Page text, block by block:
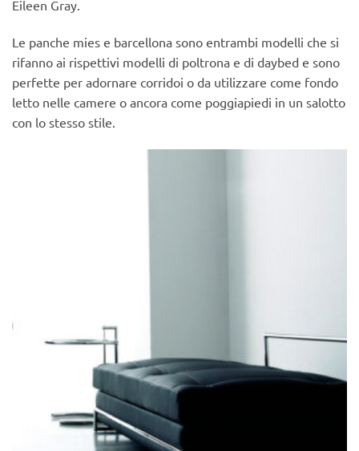
Eileen Gray.
Le panche mies e barcellona sono entrambi modelli che si
rifanno ai rispettivi modelli di poltrona e di daybed e sono
perfette per adornare corridoi o da utilizzare come fondo
letto nelle camere o ancora come poggiapiedi in un salotto
con lo stesso stile.